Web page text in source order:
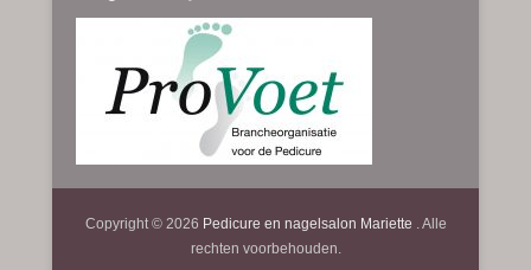
Copyright © 2026 Pedicure en nagelsalon Mariette . Alle
rechten voorbehouden.